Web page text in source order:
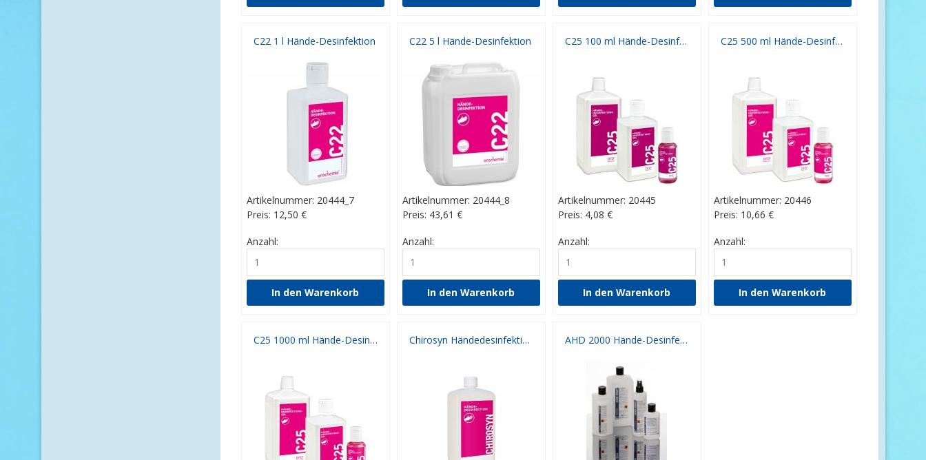
C22 1 l Hände-Desinfektion
Artikelnummer: 20444_7
Preis: 12,50 €
Anzahl:
C22 5 l Hände-Desinfektion
Artikelnummer: 20444_8
Preis: 43,61 €
Anzahl:
C25 100 ml Hände-Desinfektion
Artikelnummer: 20445
Preis: 4,08 €
Anzahl:
C25 500 ml Hände-Desinfektion
Artikelnummer: 20446
Preis: 10,66 €
Anzahl:
C25 1000 ml Hände-Desinfektion Chirosyn Händedesinfektion 1000 ml AHD 2000 Hände-Desinfektion 500 ml